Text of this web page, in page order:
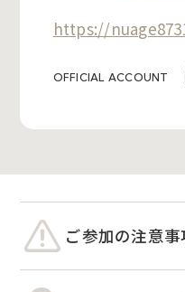
https://
OFFICIAL ACCOUNT
ご参加の注意事